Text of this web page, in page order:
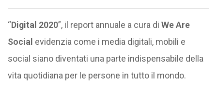
“Digital 2020”, il report annuale a cura di We Are
Social evidenzia come i media digitali, mobili e
social siano diventati una parte indispensabile della
vita quotidiana per le persone in tutto il mondo.